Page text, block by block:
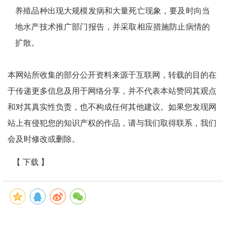
养殖品种出现大规模发病和大量死亡现象，要及时向当
地水产技术推广部门报告，并采取相应措施防止病情的
扩散。
本网站所收集的部分公开资料来源于互联网，转载的目的在
于传递更多信息及用于网络分享，并不代表本站赞同其观点
和对其真实性负责，也不构成任何其他建议。如果您发现网
站上有侵犯您的知识产权的作品，请与我们取得联系，我们
会及时修改或删除。
【 下载 】